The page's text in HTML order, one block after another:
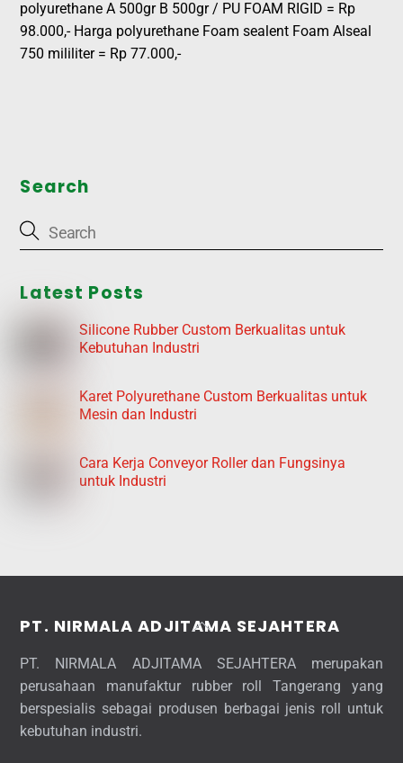
polyurethane A 500gr B 500gr / PU FOAM RIGID = Rp
98.000,- Harga polyurethane Foam sealent Foam Alseal
750 mililiter = Rp 77.000,-
Search
Latest Posts
Silicone Rubber Custom Berkualitas untuk
Kebutuhan Industri
Karet Polyurethane Custom Berkualitas untuk
Mesin dan Industri
Cara Kerja Conveyor Roller dan Fungsinya
untuk Industri
Back
Top
PT. NIRMALA ADJITAMA SEJAHTERA
PT. NIRMALA ADJITAMA SEJAHTERA merupakan
perusahaan manufaktur rubber roll Tangerang yang
berspesialis sebagai produsen berbagai jenis roll untuk
kebutuhan industri.